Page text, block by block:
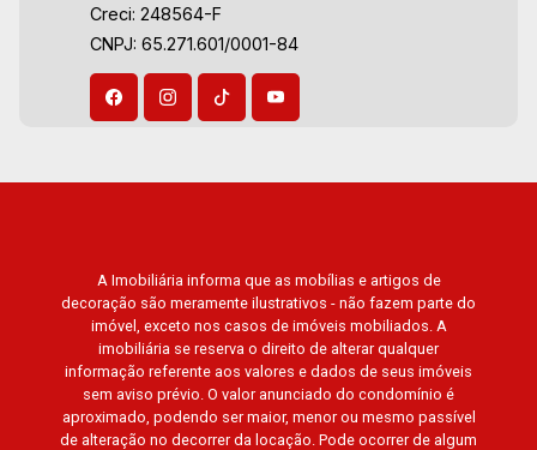
Bella Città Residencial e Industrial. Avenida
João Fiúsa, 1051 - Alto da Boa Vista | Ribeirão
Preto
Creci: 248564-F
CNPJ: 65.271.601/0001-84
A Imobiliária informa que as mobílias e artigos de
decoração são meramente ilustrativos - não fazem parte do
imóvel, exceto nos casos de imóveis mobiliados. A
imobiliária se reserva o direito de alterar qualquer
informação referente aos valores e dados de seus imóveis
sem aviso prévio. O valor anunciado do condomínio é
aproximado, podendo ser maior, menor ou mesmo passível
de alteração no decorrer da locação. Pode ocorrer de algum